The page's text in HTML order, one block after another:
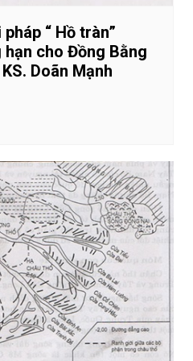
“ Hồ tràn”
cho Đồng Bằng
Doãn Mạnh